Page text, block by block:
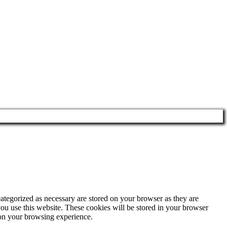
as necessary are stored on your browser as they are
use this website. These cookies will be stored in your browser
your browsing experience.